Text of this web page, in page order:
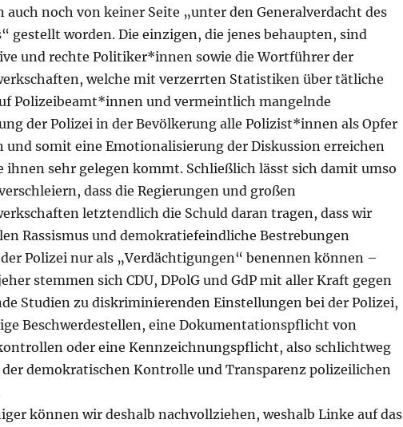
auch noch von keiner Seite „unter den Generalverdacht des
gestellt worden. Die einzigen, die jenes behaupten, sind
und rechte Politiker*innen sowie die Wortführer der
welche mit verzerrten Statistiken über tätliche
Polizeibeamt*innen und vermeintlich mangelnde
der Polizei in der Bevölkerung alle Polizist*innen als Opfer
und somit eine Emotionalisierung der Diskussion erreichen
ihnen sehr gelegen kommt. Schließlich lässt sich damit umso
dass die Regierungen und großen
letztendlich die Schuld daran tragen, dass wir
Rassismus und demokratiefeindliche Bestrebungen
Polizei nur als „Verdächtigungen“ benennen können –
stemmen sich CDU, DPolGund GdP mit aller Kraft gegen
Studien zu diskriminierenden Einstellungen bei der Polizei,
Beschwerdestellen, eine Dokumentationspflicht von
oder eine Kennzeichnungspflicht, also schlichtweg
der demokratischen Kontrolle und Transparenzpolizeilichen
können wir deshalb nachvollziehen, weshalb Linke auf das